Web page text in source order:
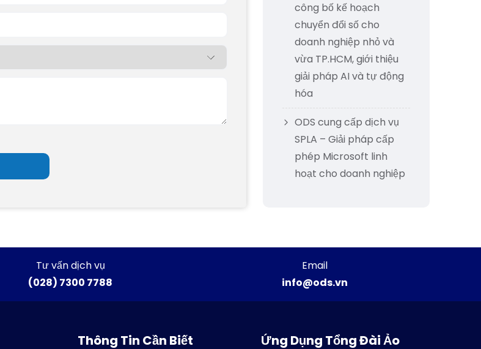
công bố kế hoạch
chuyển đổi số cho
doanh nghiệp nhỏ và
vừa TP.HCM, giới thiệu
giải pháp AI và tự động
hóa
ODS cung cấp dịch vụ
SPLA – Giải pháp cấp
phép Microsoft linh
hoạt cho doanh nghiệp
Tư vấn dịch vụ
(028) 7300 7788
Email
info@ods.vn
Thông Tin Cần Biết Ứng Dụng Tổng Đài Ảo